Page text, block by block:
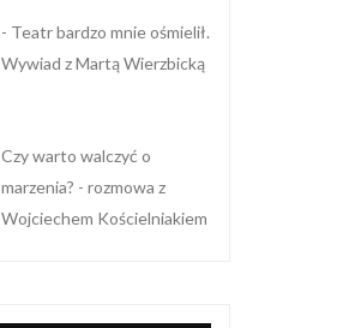
- Teatr bardzo mnie ośmielił.
Wywiad z Martą Wierzbicką
Czy warto walczyć o
marzenia? - rozmowa z
Wojciechem Kościelniakiem